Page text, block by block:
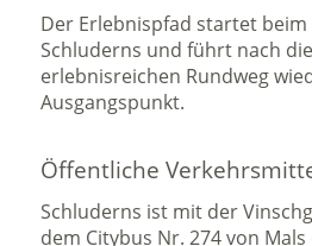
Der Erlebnispfad startet
Schluderns und führt nach
erlebnisreichen Rundweg
Ausgangspunkt.
Öffentliche
Schluderns ist mit der
dem Citybus Nr. 274 von